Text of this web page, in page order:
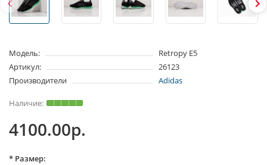
Модель:
Retropy E5
Артикул:
26123
Производители
Adidas
4100.00р.
* Размер: